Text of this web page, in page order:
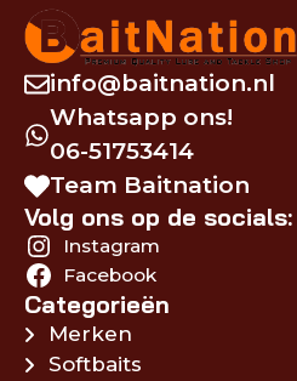
info@baitnation.nl
Whatsapp ons!
06-51753414
Team Baitnation
Volg ons op de socials:
Instagram
Facebook
Categorieën
Merken
Softbaits